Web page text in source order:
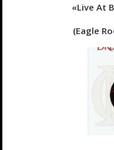
«Live At
(Eagle